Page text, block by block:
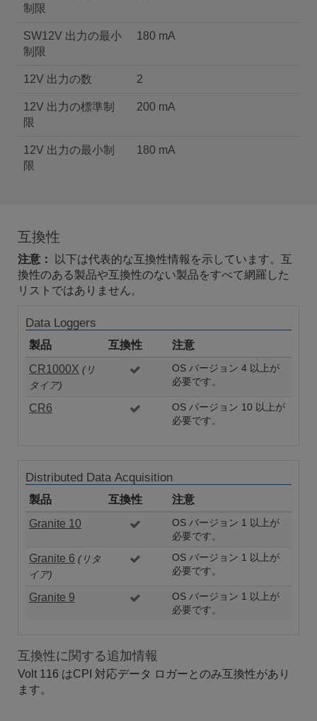
制限
SW12V 出力の最小
制限
180 mA
12V 出力の数 2
12V 出力の標準制
限
200 mA
12V 出力の最小制
限
180 mA
互換性
注意：
以下は代表的な互換性情報を示しています。互
換性のある製品や互換性のない製品をすべて網羅した
リストではありません。
Data Loggers
製品 互換性
注意
CR1000X (リ
タイア)
OS バージョン 4 以上が
必要です。
CR6
OS バージョン 10 以上が
必要です。
Distributed Data Acquisition
製品 互換性
注意
Granite 10
OS バージョン 1 以上が
必要です。
Granite 6 (リタ
イア)
OS バージョン 1 以上が
必要です。
Granite 9
OS バージョン 1 以上が
必要です。
互換性に関する追加情報
Volt 116 はCPI 対応データ ロガーとのみ互換性があり
ます。